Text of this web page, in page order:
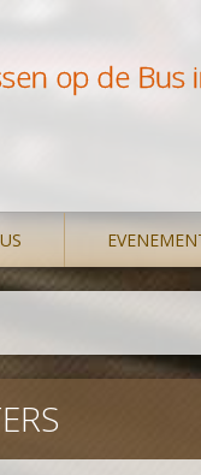
op de Bus